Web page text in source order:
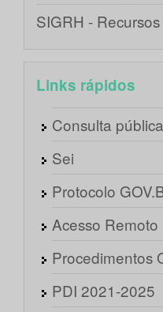
SIGRH -
Links rápidos
Consulta
Sei
Protocolo
Acesso Remoto
Procedimentos
PDI 2021-2025